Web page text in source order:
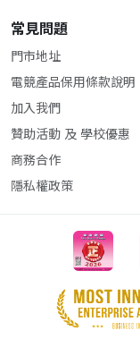
常見問題
門市地址
電競產品保用條款說明
加入我們
贊助活動 及 學校優惠
商務合作
隱私權政策